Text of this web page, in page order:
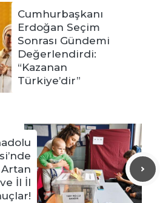
Cumhurbaşkanı
Erdoğan Seçim
Sonrası Gündemi
Değerlendirdi:
“Kazanan
Türkiye’dir”
İl İl